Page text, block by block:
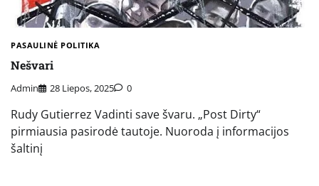
PASAULINĖ POLITIKA
Nešvari
Admin 28 Liepos, 2025 0
Rudy Gutierrez Vadinti save švaru. „Post Dirty“
pirmiausia pasirodė tautoje. Nuoroda į informacijos
šaltinį